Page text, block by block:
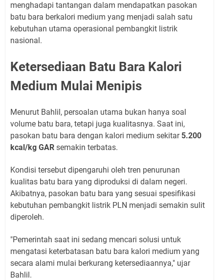
menghadapi tantangan dalam mendapatkan pasokan
batu bara berkalori medium yang menjadi salah satu
kebutuhan utama operasional pembangkit listrik
nasional.
Ketersediaan Batu Bara Kalori
Medium Mulai Menipis
Menurut Bahlil, persoalan utama bukan hanya soal
volume batu bara, tetapi juga kualitasnya. Saat ini,
pasokan batu bara dengan kalori medium sekitar 5.200
kcal/kg GAR semakin terbatas.
Kondisi tersebut dipengaruhi oleh tren penurunan
kualitas batu bara yang diproduksi di dalam negeri.
Akibatnya, pasokan batu bara yang sesuai spesifikasi
kebutuhan pembangkit listrik PLN menjadi semakin sulit
diperoleh.
"Pemerintah saat ini sedang mencari solusi untuk
mengatasi keterbatasan batu bara kalori medium yang
secara alami mulai berkurang ketersediaannya," ujar
Bahlil.